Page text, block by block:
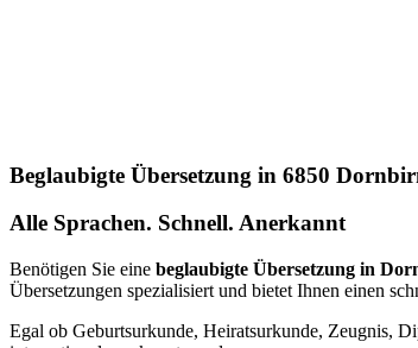
Beglaubigte Übersetzung in 6850
Alle Sprachen. Schnell. Anerkannt
Benötigen Sie eine beglaubigte Übersetzung in
Übersetzungen spezialisiert und bietet Ihnen einen
Egal ob Geburtsurkunde, Heiratsurkunde, Zeugnis,